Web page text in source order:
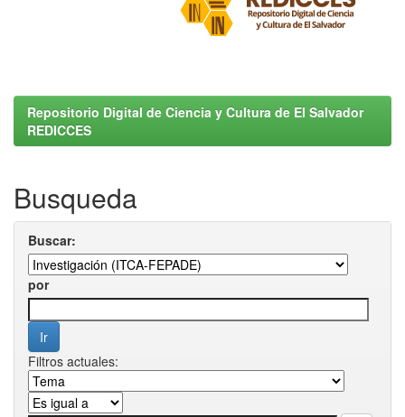
Repositorio Digital de Ciencia y Cultura de El Salvador
REDICCES
Busqueda
Buscar:
por
Filtros actuales: